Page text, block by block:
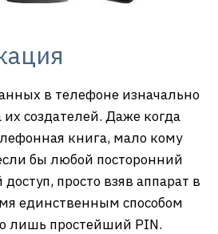
в телефоне изначально
их создателей. Даже когда
книга, мало кому
бы любой посторонний
просто взяв аппарат в
единственным способом
лишь простейший PIN.